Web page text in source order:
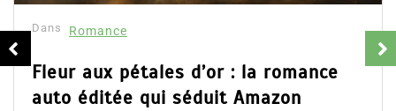
Dans Romance
Fleur aux pétales d’or : la romance
auto éditée qui séduit Amazon